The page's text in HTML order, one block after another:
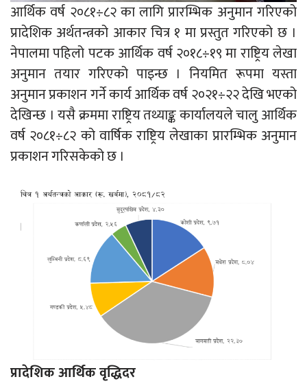
आर्थिक वर्ष २०८१÷८२ का लागि प्रारम्भिक अनुमान गरिएको
प्रादेशिक अर्थतन्त्रको आकार चित्र १ मा प्रस्तुत गरिएको छ ।
नेपालमा पहिलो पटक आर्थिक वर्ष २०१८÷१९ मा राष्ट्रिय लेखा
अनुमान तयार गरिएको पाइन्छ । नियमित रूपमा यस्ता
अनुमान प्रकाशन गर्ने कार्य आर्थिक वर्ष २०२१÷२२ देखि भएको
देखिन्छ । यसै क्रममा राष्ट्रिय तथ्याङ्क कार्यालयले चालु आर्थिक
वर्ष २०८१÷८२ को वार्षिक राष्ट्रिय लेखाका प्रारम्भिक अनुमान
प्रकाशन गरिसकेको छ ।
प्रादेशिक आर्थिक वृद्धिदर